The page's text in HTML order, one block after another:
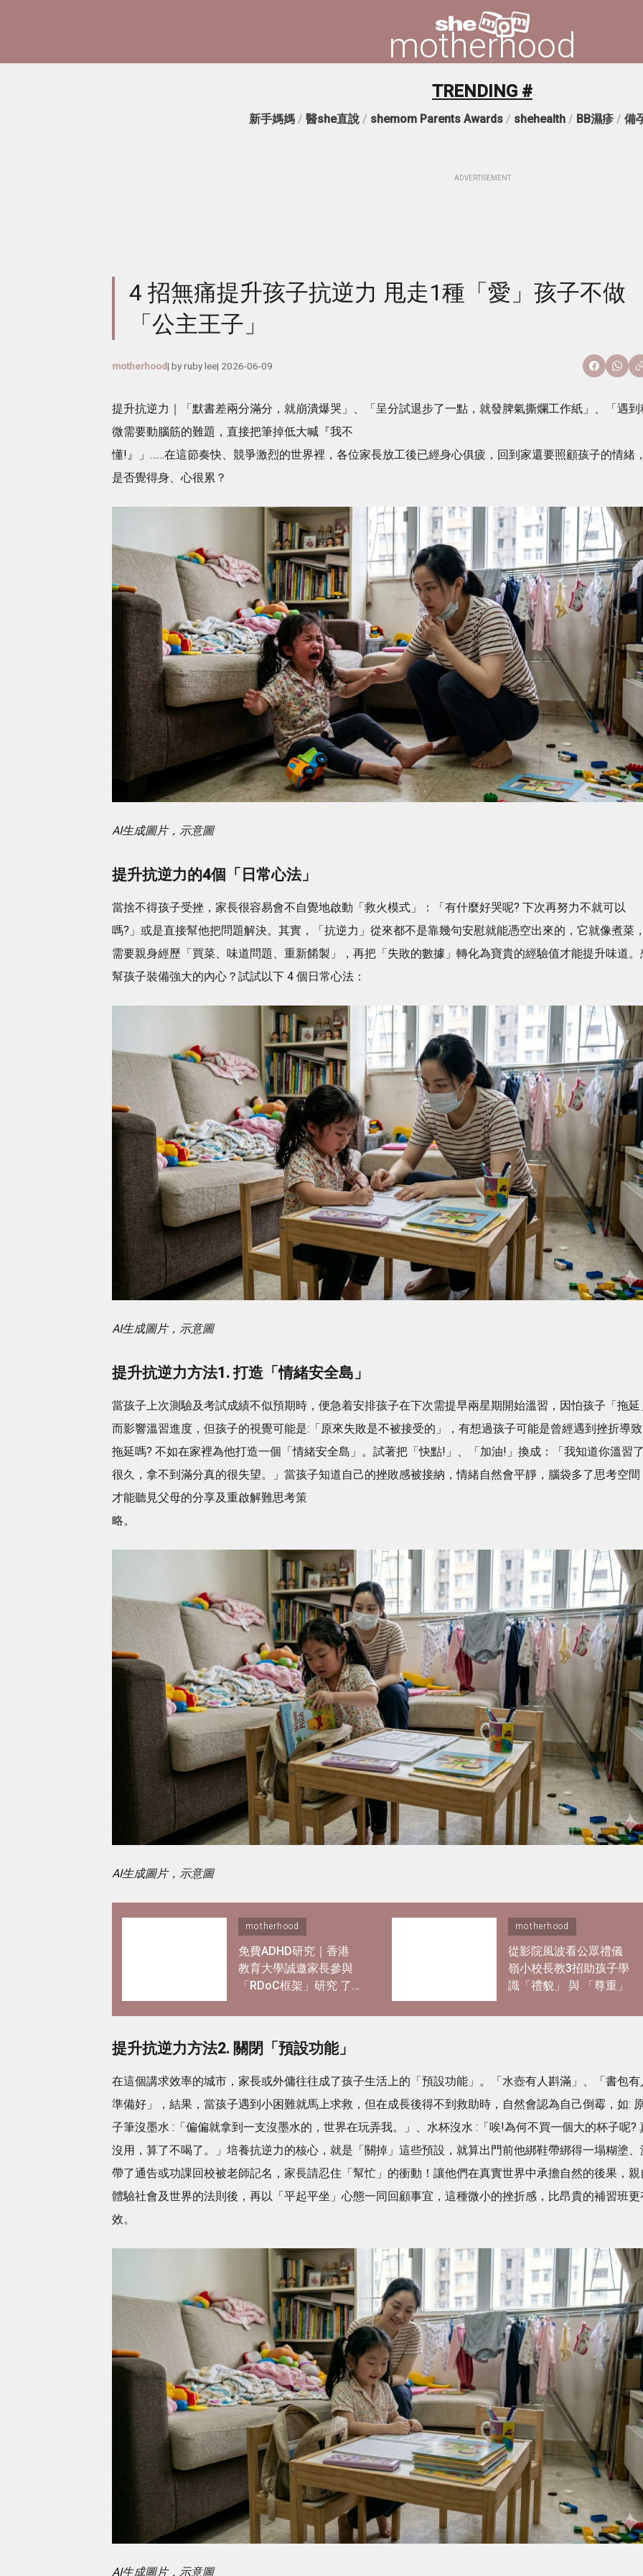
motherhood
TRENDING #
新手媽媽 / 醫she直說 / shemom Parents Awards / shehealth / BB濕疹 / 備
ADVERTISEMENT
4 招無痛提升孩子抗逆力 甩走1種「愛」孩子不做
「公主王子」
motherhood| byruby lee| 2026-06-09
提升抗逆力｜「默書差兩分滿分，就崩潰爆哭」、「呈分試退步了一點，就發脾氣撕爛工作紙」、「遇到
微需要動腦筋的難題，直接把筆掉低大喊『我不
懂!』」……在這節奏快、競爭激烈的世界裡，各位家長放工後已經身心俱疲，回到家還要照顧孩子的情緒
是否覺得身、心很累？
AI生成圖片，示意圖
提升抗逆力的4個「日常心法」
當捨不得孩子受挫，家長很容易會不自覺地啟動「救火模式」：「有什麼好哭呢? 下次再努力不就可以
嗎?」或是直接幫他把問題解決。其實，「抗逆力」從來都不是靠幾句安慰就能憑空出來的，它就像煮菜
需要親身經歷「買菜、味道問題、重新餚製」，再把「失敗的數據」轉化為寶貴的經驗值才能提升味道。
幫孩子裝備強大的內心？試試以下 4 個日常心法：
AI生成圖片，示意圖
提升抗逆力方法1. 打造「情緒安全島」
當孩子上次測驗及考試成績不似預期時，便急着安排孩子在下次需提早兩星期開始溫習，因怕孩子「拖延
而影響溫習進度，但孩子的視覺可能是:「原來失敗是不被接受的」，有想過孩子可能是曾經遇到挫折導致
拖延嗎? 不如在家裡為他打造一個「情緒安全島」。試著把「快點!」、「加油!」換成：「我知道你溫習
很久，拿不到滿分真的很失望。」當孩子知道自己的挫敗感被接納，情緒自然會平靜，腦袋多了思考空間
才能聽見父母的分享及重啟解難思考策
略。
AI生成圖片，示意圖
motherhood
免費ADHD研究｜香港
教育大學誠邀家長參與
「RDoC框架」研究 了
躍情況
motherhood
從影院風波看公眾禮儀
嶺小校長教3招助孩子學
識「禮貌」 與 「尊重」
提升抗逆力方法2. 關閉「預設功能」
在這個講求效率的城市，家長或外傭往往成了孩子生活上的「預設功能」。「水壺有人斟滿」、「書包有
準備好」，結果，當孩子遇到小困難就馬上求救，但在成長後得不到救助時，自然會認為自己倒霉，如:
子筆沒墨水 :「偏偏就拿到一支沒墨水的，世界在玩弄我。」、水杯沒水 :「唉!為何不買一個大的杯子呢?
沒用，算了不喝了。」培養抗逆力的核心，就是「關掉」這些預設，就算出門前他綁鞋帶綁得一塌糊塗、
帶了通告或功課回校被老師記名，家長請忍住「幫忙」的衝動！讓他們在真實世界中承擔自然的後果，親
體驗社會及世界的法則後，再以「平起平坐」心態一同回顧事宜，這種微小的挫折感，比昂貴的補習班更
效。
AI生成圖片，示意圖